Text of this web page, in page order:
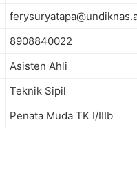
8908840022
Asisten Ahli
Teknik Sipil
Penata Muda TK I/IIIb